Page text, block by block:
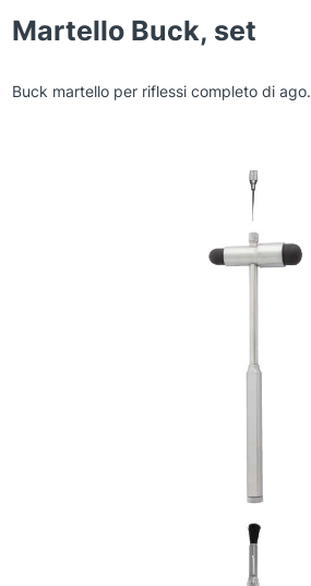
Martello Buck, set
Buck martello per riflessi completo di ago.